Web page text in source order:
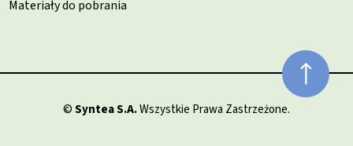
Materiały do pobrania
©Syntea S.A.Wszystkie Prawa Zastrzeżone.